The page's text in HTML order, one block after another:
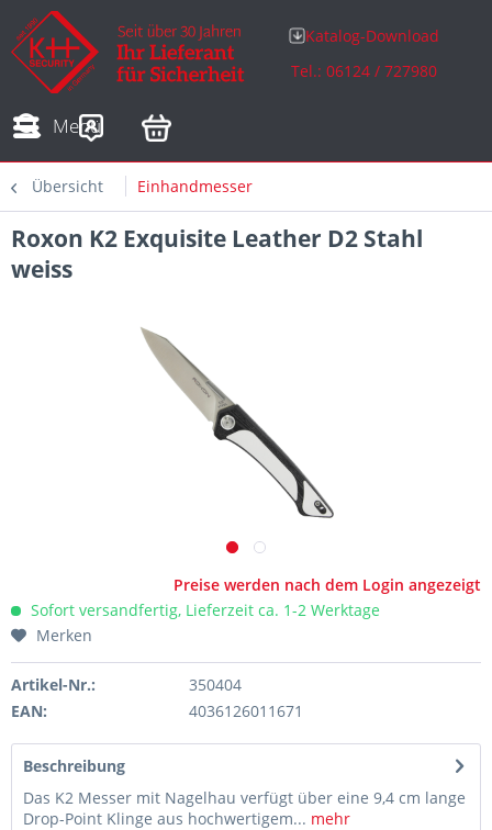
Katalog-Download
Tel.: 06124 / 727980
Menü
Adressen
Übersicht Einhandmesser
Roxon K2 Exquisite Leather D2 Stahl
weiss
Preise werden nach dem Login angezeigt
Sofort versandfertig, Lieferzeit ca. 1-2 Werktage
Merken
Artikel-Nr.:
350404
EAN:
4036126011671
Beschreibung
Das K2 Messer mit Nagelhau verfügt über eine 9,4 cm lange
Drop-Point Klinge aus hochwertigem... mehr